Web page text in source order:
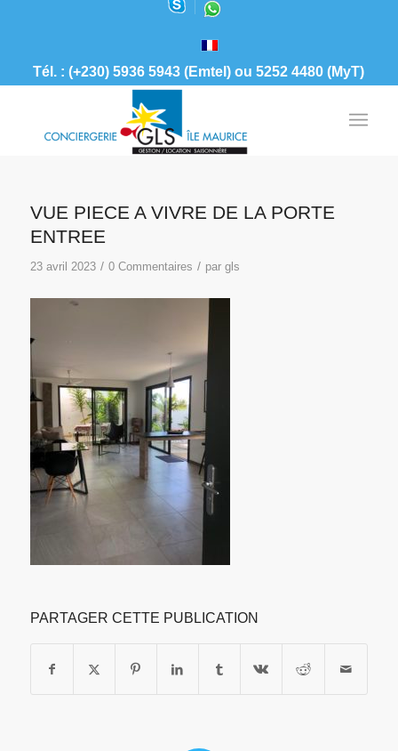
Tél. : (+230) 5936 5943 (Emtel) ou 5252 4480 (MyT)
VUE PIECE A VIVRE DE LA PORTE
ENTREE
23 avril 2023 / 0 Commentaires / par gls
PARTAGER CETTE PUBLICATION